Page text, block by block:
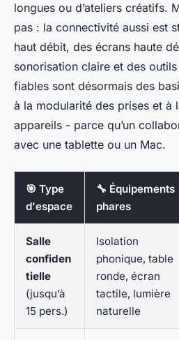
longues ou d’ateliers créatifs.
pas : la connectivité aussi est
haut débit, des écrans haute
sonorisation claire et des
fiables sont désormais des
à la modularité des prises et à
appareils - parce qu’un
avec une tablette ou un Mac.
🎯 Type
d'espace
🔧 Équipements
phares
Salle
confiden
tielle
(jusqu’à
15 pers.)
Isolation
phonique, table
ronde, écran
tactile, lumière
naturelle